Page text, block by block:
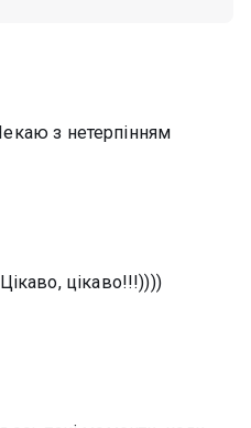
з нетерпінням
цікаво!!!))))